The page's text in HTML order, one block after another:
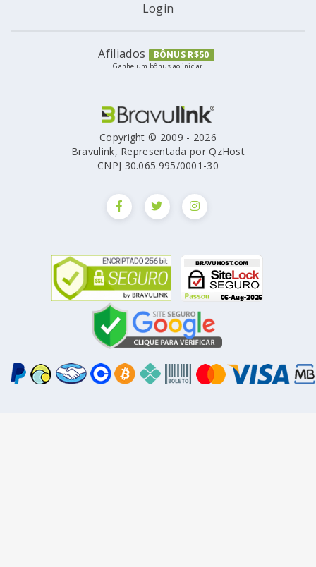
Login
Afiliados BÔNUS R$50
Ganhe um bônus ao iniciar
Copyright © 2009 - 2026
Bravulink, Representada por QzHost
CNPJ 30.065.995/0001-30